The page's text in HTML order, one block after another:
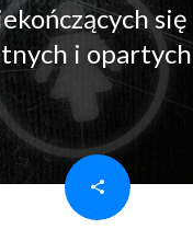
się
i opartych